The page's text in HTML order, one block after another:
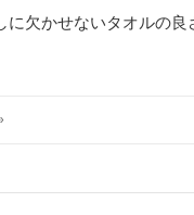
欠かせないタオルの